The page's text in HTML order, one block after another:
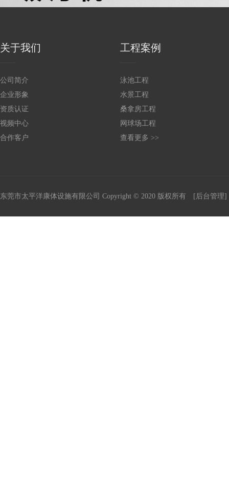
关于我们
公司简介
企业形象
资质认证
视频中心
合作客户
工程案例
泳池工程
水景工程
桑拿房工程
网球场工程
查看更多 >>
东莞市太平洋康体设施有限公司 Copyright © 2020 版权所有 [后台管理]